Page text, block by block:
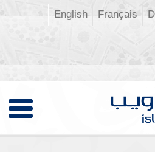
Français
English